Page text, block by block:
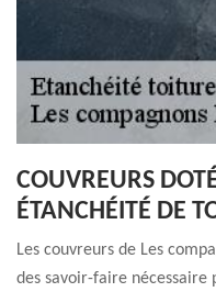
COUVREURS
ÉTANCHÉITÉ DE
Les couvreurs de Les
des savoir-faire